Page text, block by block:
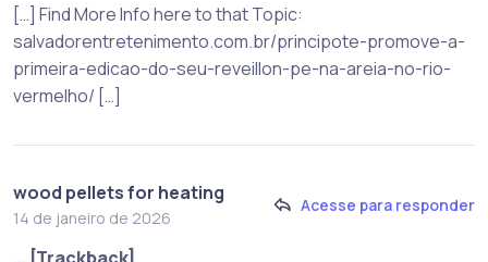
[…] Find More Info here to that Topic:
salvadorentretenimento.com.br/principote-promove-a-
primeira-edicao-do-seu-reveillon-pe-na-areia-no-rio-
vermelho/ […]
wood pellets for heating
14 de janeiro de 2026
Acesse para responder